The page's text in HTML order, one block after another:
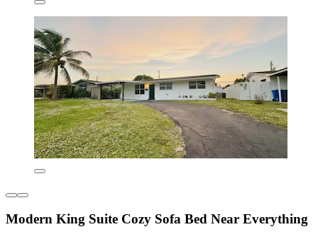
Modern King Suite Cozy Sofa Bed Near Everything